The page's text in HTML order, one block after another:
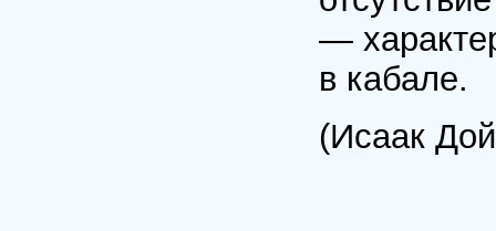
—
в кабале.
(Исаак